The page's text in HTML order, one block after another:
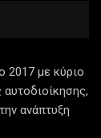
2017 με κύριο
ανάπτυξη